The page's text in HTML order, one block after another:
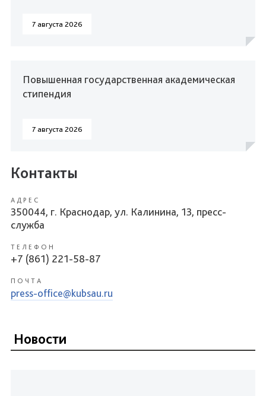
7 августа 2026
Повышенная государственная академическая
стипендия
7 августа 2026
Контакты
АДРЕС
350044, г. Краснодар, ул. Калинина, 13, пресс-
служба
ТЕЛЕФОН
+7 (861) 221-58-87
ПОЧТА
press-office@kubsau.ru
Новости